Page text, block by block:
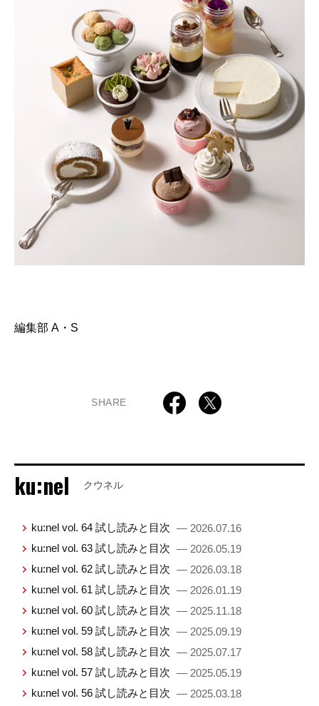
編集部 A・S
SHARE
ku:nel クウネル
ku:nel vol. 64 試し読みと目次 — 2026.07.16
ku:nel vol. 63 試し読みと目次 — 2026.05.19
ku:nel vol. 62 試し読みと目次 — 2026.03.18
ku:nel vol. 61 試し読みと目次 — 2026.01.19
ku:nel vol. 60 試し読みと目次 — 2025.11.18
ku:nel vol. 59 試し読みと目次 — 2025.09.19
ku:nel vol. 58 試し読みと目次 — 2025.07.17
ku:nel vol. 57 試し読みと目次 — 2025.05.19
ku:nel vol. 56 試し読みと目次 — 2025.03.18